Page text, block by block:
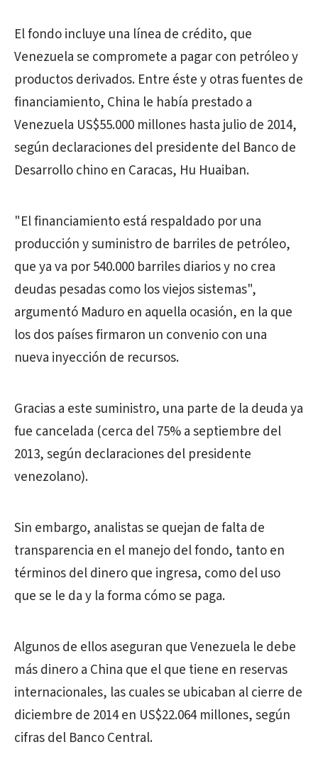
El fondo incluye una línea de crédito, que
Venezuela se compromete a pagar con petróleo y
productos derivados. Entre éste y otras fuentes de
financiamiento, China le había prestado a
Venezuela US$55.000 millones hasta julio de 2014,
según declaraciones del presidente del Banco de
Desarrollo chino en Caracas, Hu Huaiban.
"El financiamiento está respaldado por una
producción y suministro de barriles de petróleo,
que ya va por 540.000 barriles diarios y no crea
deudas pesadas como los viejos sistemas",
argumentó Maduro en aquella ocasión, en la que
los dos países firmaron un convenio con una
nueva inyección de recursos.
Gracias a este suministro, una parte de la deuda ya
fue cancelada (cerca del 75% a septiembre del
2013, según declaraciones del presidente
venezolano).
Sin embargo, analistas se quejan de falta de
transparencia en el manejo del fondo, tanto en
términos del dinero que ingresa, como del uso
que se le da y la forma cómo se paga.
Algunos de ellos aseguran que Venezuela le debe
más dinero a China que el que tiene en reservas
internacionales, las cuales se ubicaban al cierre de
diciembre de 2014 en US$22.064 millones, según
cifras del Banco Central.